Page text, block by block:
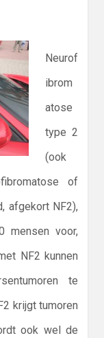
Neurof
ibrom
atose
type 2
(ook
of
afgekort NF2),
mensen voor,
NF2 kunnen
te
krijgt tumoren
ook wel de